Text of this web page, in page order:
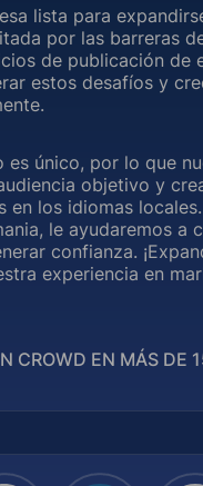
CROWD EN MÁS DE
lista para
por las barreras
de publicación de
estos desafíos y
es único, por lo que
objetivo y
en los idiomas
le ayudaremos a
confianza.
experiencia en